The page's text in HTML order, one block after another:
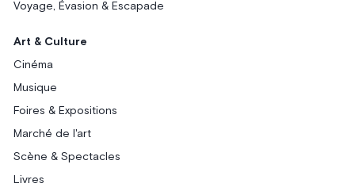
Voyage, Évasion & Escapade
Art & Culture
Cinéma
Musique
Foires & Expositions
Marché de l'art
Scène & Spectacles
Livres